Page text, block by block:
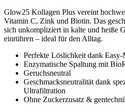
Glow25 Kollagen Plus vereint
Vitamin C, Zink und Biotin. Das
sich unkompliziert in kalte und heiße
einrühren – ideal für den Alltag.
Perfekte Löslichkeit dank
Enzymatische Spaltung mit
Geruchsneutral
Geschmacksneutralität dank
Ultrafiltration
Ohne Zuckerzusatz &